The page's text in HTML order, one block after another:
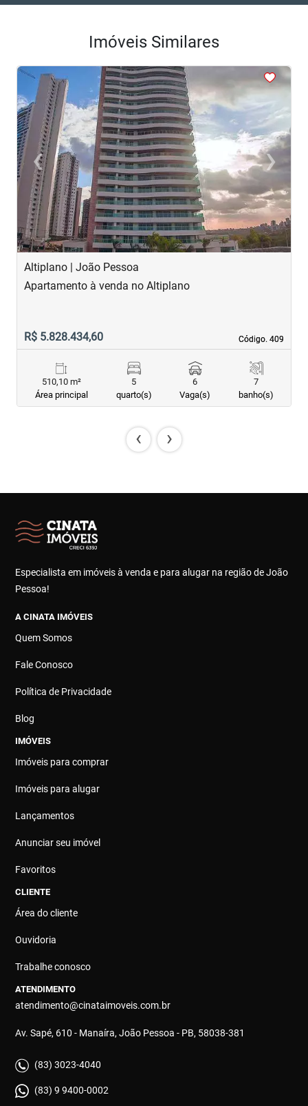
Imóveis Similares
<<< <
‹
Previous ›Next
Altiplano | João Pessoa
Código. 409
Código. 409
Apartamento à venda no Altiplano
R$ 5.828.434,60
510,10 m²
Área principal
5
quarto(s)
6
Vaga(s)
7
banho(s)
‹ ›
Especialista em imóveis à venda e para alugar na região de João
Pessoa!
A CINATA IMÓVEIS
Quem Somos
Fale Conosco
Política de Privacidade
Blog
IMÓVEIS
Imóveis para comprar
Imóveis para alugar
Lançamentos
Anunciar seu imóvel
Favoritos
CLIENTE
Área do cliente
Ouvidoria
Trabalhe conosco
ATENDIMENTO
atendimento@cinataimoveis.com.br
Av. Sapé, 610 - Manaíra, João Pessoa - PB, 58038-381
(83) 3023-4040
(83) 9 9400-0002